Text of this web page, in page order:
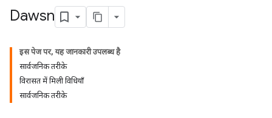
Dawsn
इस पेज पर, यह जानकारी उपलब्ध है
सार्वजनिक तरीके
विरासत में मिली विधियाँ
सार्वजनिक तरीके